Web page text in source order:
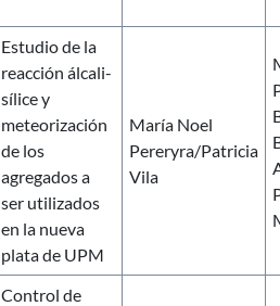
Estudio de la
reacción álcali-
sílice y
meteorización
de los
agregados a
ser utilizados
en la nueva
plata de UPM
María Noel
Pereryra/Patricia
Vila
Control de